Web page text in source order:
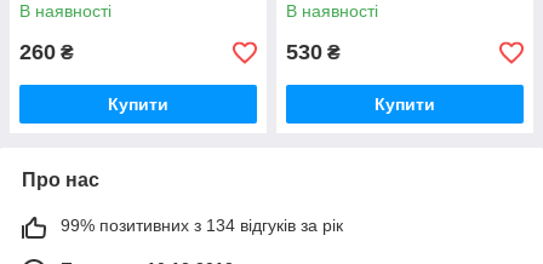
В наявності
260 ₴
Купити
В наявності
530 ₴
Купити
Про нас
99% позитивних з 134 відгуків за рік